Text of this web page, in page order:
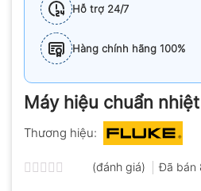
Hỗ trợ 24/7
Hàng chính hãng 100%
Máy hiệu chuẩn
Thương hiệu:
(đánh giá) Đã bán